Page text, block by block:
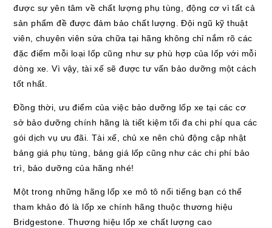
được sự yên tâm về chất lượng phụ tùng, động cơ vì tất cả
sản phẩm đề được đảm bảo chất lượng. Đội ngũ kỹ thuật
viên, chuyên viên sửa chữa tại hãng không chỉ nắm rõ các
đặc điểm mỗi loại lốp cũng như sự phù hợp của lốp với mỗi
dòng xe. Vì vậy, tài xế sẽ được tư vấn bảo dưỡng một cách
tốt nhất.
Đồng thời, ưu điểm của việc bảo dưỡng lốp xe tại các cơ
sở bảo dưỡng chính hãng là tiết kiệm tối đa chi phí qua các
gói dịch vụ ưu đãi. Tài xế, chủ xe nên chủ động cập nhật
bảng giá phụ tùng, bảng giá lốp cũng như các chi phí bảo
trì, bảo dưỡng của hãng nhé!
Một trong những hãng lốp xe mô tô nổi tiếng bạn có thể
tham khảo đó là lốp xe chính hãng thuộc thương hiệu
Bridgestone. Thương hiệu lốp xe chất lượng cao